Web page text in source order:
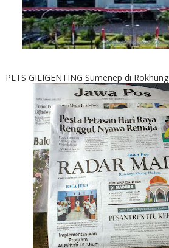
PLTS GILIGENTING Sumenep di Rokhung